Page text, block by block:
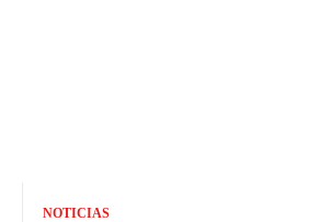
NOTICIAS